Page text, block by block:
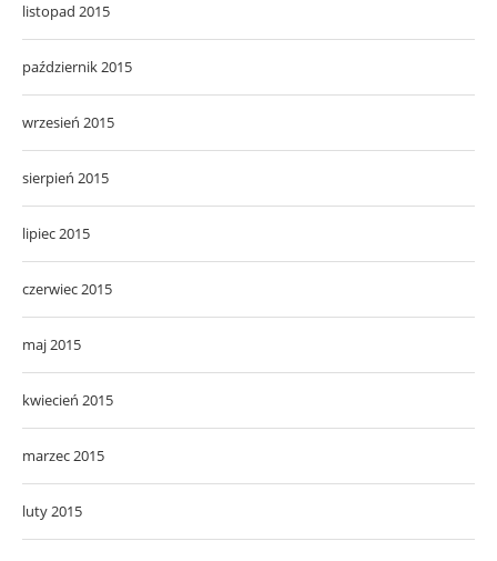
listopad 2015
październik 2015
wrzesień 2015
sierpień 2015
lipiec 2015
czerwiec 2015
maj 2015
kwiecień 2015
marzec 2015
luty 2015